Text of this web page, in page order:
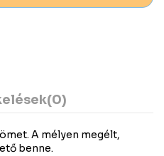
(0)
A mélyen megélt,
benne.